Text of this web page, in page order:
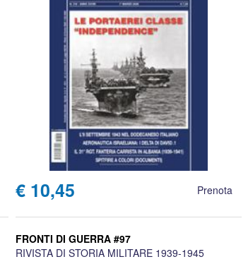
€ 10,45 Prenota
FRONTI DI GUERRA #97
RIVISTA DI STORIA MILITARE 1939-1945